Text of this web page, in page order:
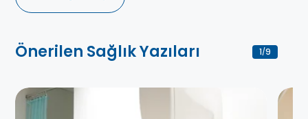
Önerilen Sağlık Yazıları 1/9